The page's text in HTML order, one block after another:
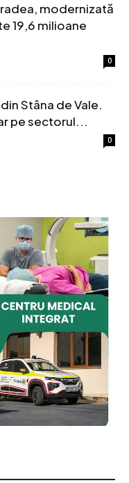
modernizată
19,6 milioane
0
Stâna de Vale.
pe sectorul...
0